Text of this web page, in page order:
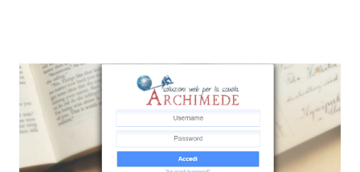
altrettante hanno deciso di non concedere più queste
tipologie di prestiti a cambiali. Comunque sia, ancora oggi
esiste qualche possibilità, (fortunatamente per molti
cittadini) di accedere a questi prodotti. Ecco perchè
abbiamo deciso di creare questa guida dettagliata. Nel